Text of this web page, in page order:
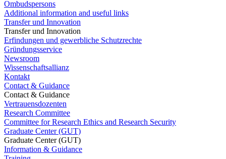
Ombudspersons
Additional information and useful links
Transfer und Innovation
Transfer und Innovation
Erfindungen und gewerbliche Schutzrechte
Gründungsservice
Newsroom
Wissenschaftsallianz
Kontakt
Contact & Guidance
Contact & Guidance
Vertrauensdozenten
Research Committee
Committee for Research Ethics and Research Security
Graduate Center (GUT)
Graduate Center (GUT)
Information & Guidance